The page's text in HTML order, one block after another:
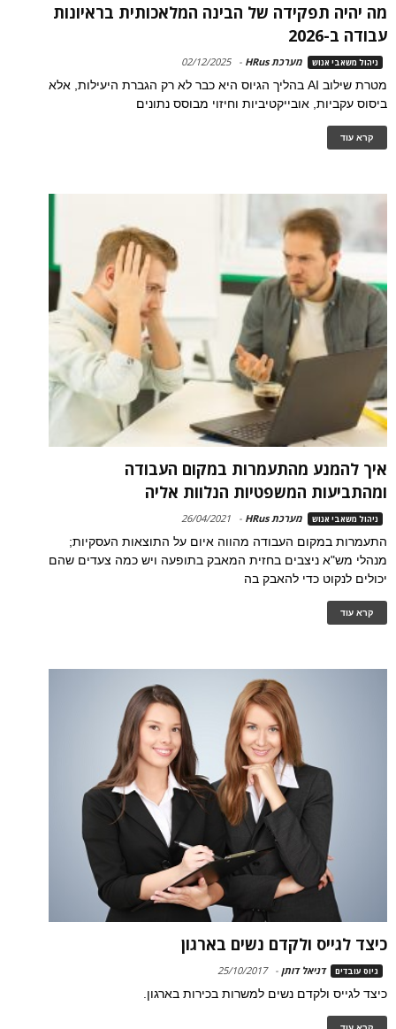
מה יהיה תפקידה של הבינה המלאכותית בראיונות
עבודה ב-2026
ניהול משאבי אנוש מערכת HRus -
02/12/2025
מטרת שילוב AI בהליך הגיוס היא כבר לא רק הגברת היעילות, אלא
ביסוס עקביות, אובייקטיביות וחיזוי מבוסס נתונים
קרא עוד
איך להמנע מהתעמרות במקום העבודה
ומהתביעות המשפטיות הנלוות אליה
ניהול משאבי אנוש מערכת HRus -
26/04/2021
התעמרות במקום העבודה מהווה איום על התוצאות העסקיות;
מנהלי מש"א ניצבים בחזית המאבק בתופעה ויש כמה צעדים שהם
יכולים לנקוט כדי להאבק בה
קרא עוד
כיצד לגייס ולקדם נשים בארגון
גיוס עובדים דניאל דותן -
25/10/2017
כיצד לגייס ולקדם נשים למשרות בכירות בארגון.